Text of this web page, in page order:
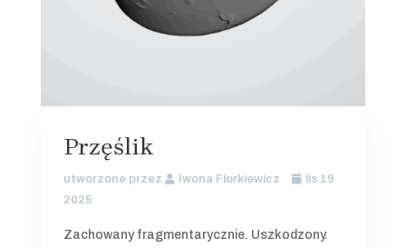
Przęślik
utworzone przez Iwona Florkiewicz
lis 19
2025
Zachowany fragmentarycznie. Uszkodzony.